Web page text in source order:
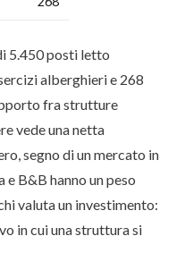
5.450 posti letto
alberghieri e 268
fra strutture
vede una netta
segno di un mercato in
B&B hanno un peso
valuta un investimento:
in cui una struttura si